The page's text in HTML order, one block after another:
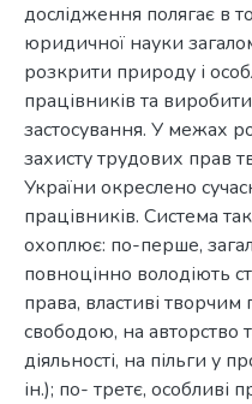
дослідження полягає в
юридичної науки
розкрити природу і
працівників та
застосування. У межах
захисту трудових прав
України окреслено
працівників. Система
охоплює: по-перше,
повноцінно володіють
права, властиві
свободою, на авторство
діяльності, на пільги у
ін.); по- третє, особливі